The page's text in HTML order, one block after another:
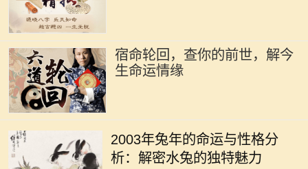
宿命轮回，查你的前世，解今
生命运情缘
2003年兔年的命运与性格分
析：解密水兔的独特魅力
行命理学，这一年出生的人属于“水
兔”。水兔的特性受水的影响，个性
温和、灵活多变，给人一种温润如玉